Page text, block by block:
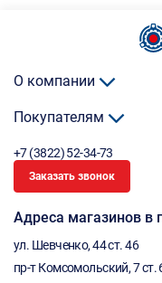
О компании
Покупателям
+7 (3822) 52-34-73
Заказать звонок
Адреса магазинов в
ул. Шевченко, 44 ст. 46
пр-т Комсомольский, 7 ст.